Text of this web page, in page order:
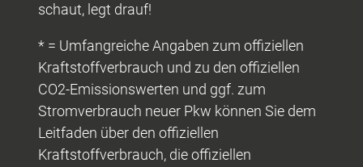
schaut, legt drauf!
* = Umfangreiche Angaben zum offiziellen
Kraftstoffverbrauch und zu den offiziellen
CO2-Emissionswerten und ggf. zum
Stromverbrauch neuer Pkw können Sie dem
Leitfaden über den offiziellen
Kraftstoffverbrauch, die offiziellen